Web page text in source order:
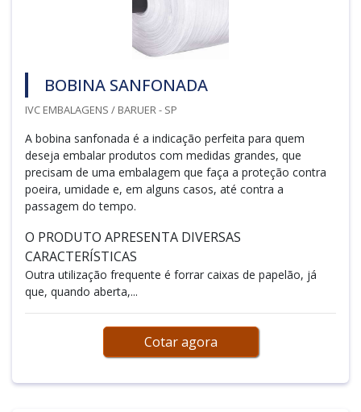
BOBINA SANFONADA
IVC EMBALAGENS / BARUER - SP
A bobina sanfonada é a indicação perfeita para quem
deseja embalar produtos com medidas grandes, que
precisam de uma embalagem que faça a proteção contra
poeira, umidade e, em alguns casos, até contra a
passagem do tempo.
O PRODUTO APRESENTA DIVERSAS
CARACTERÍSTICAS
Outra utilização frequente é forrar caixas de papelão, já
que, quando aberta,...
Cotar agora